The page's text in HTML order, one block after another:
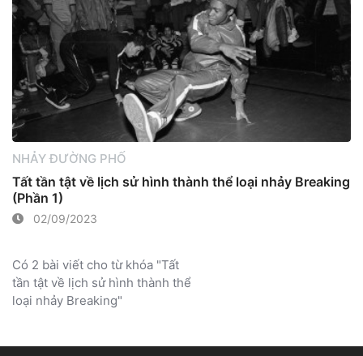
NHẢY ĐƯỜNG PHỐ
Tất tần tật về lịch sử hình thành thể loại nhảy Breaking
(Phần 1)
02/09/2023
Có 2 bài viết cho từ khóa "Tất
tần tật về lịch sử hình thành thể
loại nhảy Breaking"